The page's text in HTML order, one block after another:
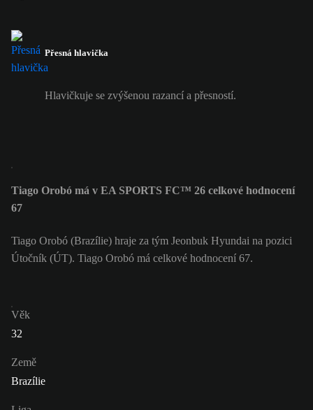
Přesná hlavička
Hlavičkuje se zvýšenou razancí a přesností.
Tiago Orobó má v EA SPORTS FC™ 26 celkové hodnocení
67
Tiago Orobó (Brazílie) hraje za tým Jeonbuk Hyundai na pozici
Útočník (ÚT). Tiago Orobó má celkové hodnocení 67.
Věk
32
Země
Brazílie